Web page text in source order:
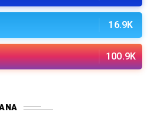
16.9K
100.9K